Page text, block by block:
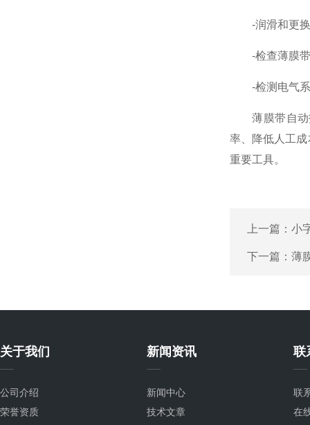
-润滑和更换
-检查薄膜带
-检测电气系
薄膜带自动打
率、降低人工
重要工具。
上一篇： 小
下一篇： 薄
关于我们
公司介绍
荣誉资质
新闻资讯
新闻中心
技术文章
联
联
在